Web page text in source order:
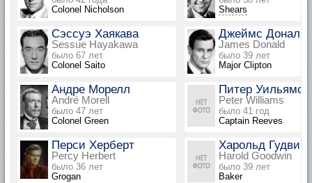
Colonel Nicholson
Shears
Сэссуэ Хаякава
Sessue Hayakawa
было 67 лет
Colonel Saito
Джеймс
James Donald
было 39 лет
Major Clipton
Андре Морелл
André Morell
было 47 лет
Colonel Green
Питер Уильямс
Peter Williams
было 41 год
Captain Reeves
Перси Херберт
Percy Herbert
было 36 лет
Grogan
Харольд Гудвин
Harold Goodwin
было 39 лет
Baker